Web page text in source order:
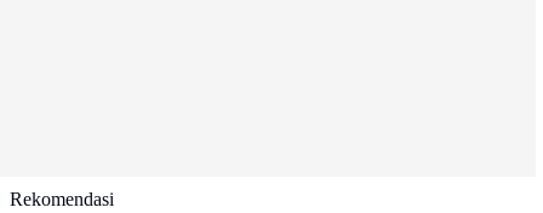
Rekomendasi